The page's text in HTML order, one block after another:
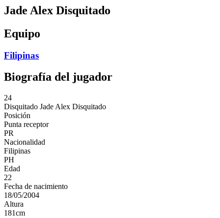
Jade Alex Disquitado
Equipo
Filipinas
Biografía del jugador
24
Disquitado Jade Alex Disquitado
Posición
Punta receptor
PR
Nacionalidad
Filipinas
PH
Edad
22
Fecha de nacimiento
18/05/2004
Altura
181cm